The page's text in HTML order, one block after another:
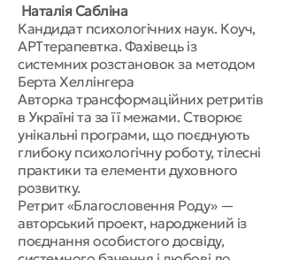
Наталія Сабліна
Кандидат психологічних наук. Коуч,
АРТтерапевтка. Фахівець із
системних розстановок за методом
Берта Хеллінгера
Авторка трансформаційних ретритів
в Україні та за її межами. Створює
унікальні програми, що поєднують
глибоку психологічну роботу, тілесні
практики та елементи духовного
розвитку.
Ретрит «Благословення Роду» —
авторський проект, народжений із
поєднання особистого досвіду,